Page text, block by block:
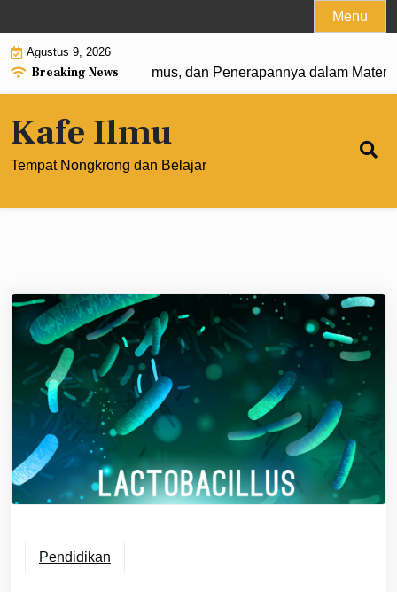
to
content
Menu
Agustus 9, 2026
Breaking News
0: Pengertian, Rumus, dan Penerapannya dalam
Kafe Ilmu
Tempat Nongkrong dan Belajar
Pendidikan